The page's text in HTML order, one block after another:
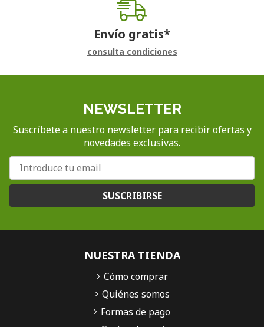
Envío gratis*
consulta condiciones
NEWSLETTER
Suscríbete a nuestro newsletter para recibir ofertas y
novedades exclusivas.
SUSCRIBIRSE
NUESTRA TIENDA
Cómo comprar
Quiénes somos
Formas de pago